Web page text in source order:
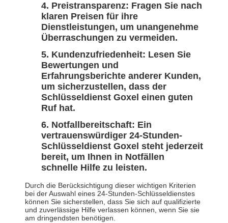
Preistransparenz: Fragen Sie nach
klaren Preisen für ihre
Dienstleistungen, um unangenehme
Überraschungen zu vermeiden.
Kundenzufriedenheit: Lesen Sie
Bewertungen und
Erfahrungsberichte anderer Kunden,
um sicherzustellen, dass der
Schlüsseldienst Goxel einen guten
Ruf hat.
Notfallbereitschaft: Ein
vertrauenswürdiger 24-Stunden-
Schlüsseldienst Goxel steht jederzeit
bereit, um Ihnen in Notfällen
schnelle Hilfe zu leisten.
Durch die Berücksichtigung dieser wichtigen Kriterien
bei der Auswahl eines 24-Stunden-Schlüsseldienstes
können Sie sicherstellen, dass Sie sich auf qualifizierte
und zuverlässige Hilfe verlassen können, wenn Sie sie
am dringendsten benötigen.